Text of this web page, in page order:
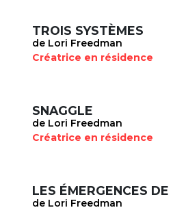
TROIS SYSTÈMES
de Lori Freedman
Créatrice en résidence
SNAGGLE
de Lori Freedman
Créatrice en résidence
LES ÉMERGENCES DE
de Lori Freedman